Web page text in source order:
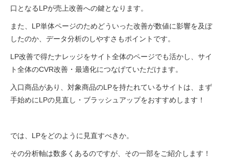
口となるLPが売上改善への鍵となります。
また、LP単体ページのためどういった改善が数値に影響を及ぼ
したのか、データ分析のしやすさもポイントです。
LP改善で得たナレッジをサイト全体のページでも活かし、サイ
ト全体のCVR改善・最適化につなげていただけます。
入口商品があり、対象商品のLPを持たれているサイトは、まず
手始めにLPの見直し・ブラッシュアップをおすすめします！
では、LPをどのように見直すべきか。
その分析軸は数多くあるのですが、その一部をご紹介します！